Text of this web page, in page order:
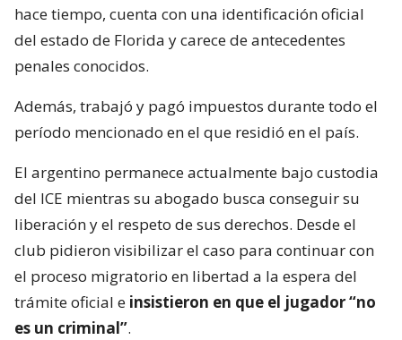
hace tiempo, cuenta con una identificación oficial
del estado de Florida y carece de antecedentes
penales conocidos.
Además, trabajó y pagó impuestos durante todo el
período mencionado en el que residió en el país.
El argentino permanece actualmente bajo custodia
del ICE mientras su abogado busca conseguir su
liberación y el respeto de sus derechos. Desde el
club pidieron visibilizar el caso para continuar con
el proceso migratorio en libertad a la espera del
trámite oficial e insistieron en que el jugador “no
es un criminal”.